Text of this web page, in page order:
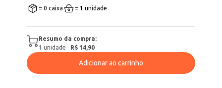
= 0 caixa = 1 unidade
Resumo da compra:
1 unidade · R$ 14,90
Adicionar ao carrinho